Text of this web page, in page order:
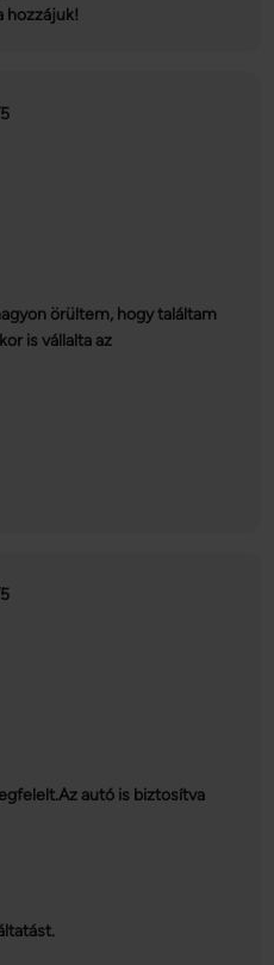
hozzájuk!
örültem, hogy találtam
is vállalta az
autó is biztosítva